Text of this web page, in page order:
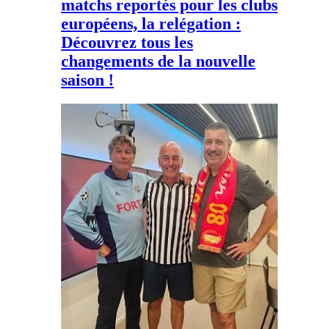
matchs reportés pour les clubs
européens, la relégation :
Découvrez tous les
changements de la nouvelle
saison !